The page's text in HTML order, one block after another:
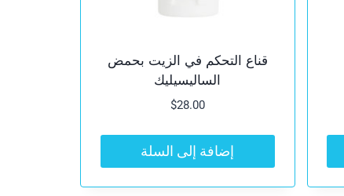
قناع التحكم في الزيت بحمض
الساليسيليك
$28.00
إضافة إلى السلة